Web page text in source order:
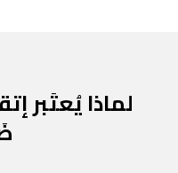
لماذا يُعتَبر